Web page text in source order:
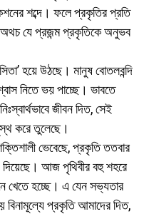
শব্দে। ফলে প্রকৃতির প্রতি
অথচ যে প্রজন্ম প্রকৃতিকে অনুভব
হয়ে উঠছে। মানুষ বোতলবন্দি
নিতে ভয় পাচ্ছে। ভাবতে
জীবন দিত, সেই
করে তুলেছে।
ভেবেছে, প্রকৃতি ততবার
দিয়েছে। আজ পৃথিবীর বহু শহরে
খেতে হচ্ছে। এ যেন সভ্যতার
প্রকৃতি আমাদের দিত,